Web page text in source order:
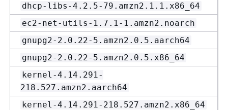
dhcp-libs-4.2.5-79.amzn2.1.1.x86_64
ec2-net-utils-1.7.1-1.amzn2.noarch
gnupg2-2.0.22-5.amzn2.0.5.aarch64
gnupg2-2.0.22-5.amzn2.0.5.x86_64
kernel-4.14.291-
218.527.amzn2.aarch64
kernel-4.14.291-218.527.amzn2.x86_64